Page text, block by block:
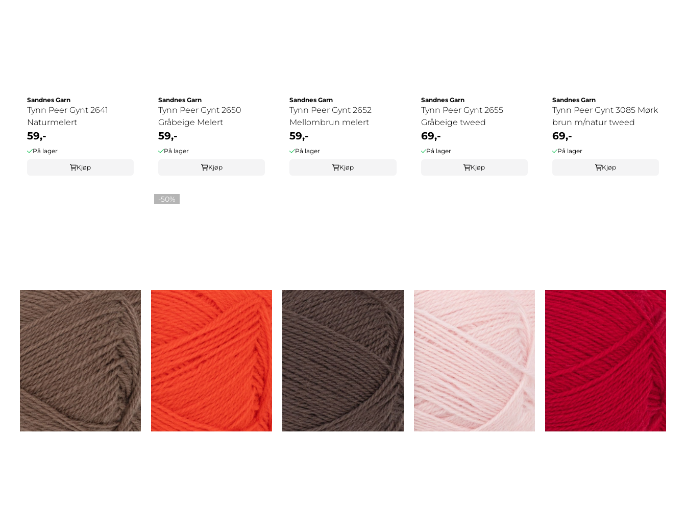
Sandnes Garn
Tynn Peer Gynt 2641
Naturmelert
59,-
På lager
Kjøp
Sandnes Garn
Tynn Peer Gynt 2650
Gråbeige Melert
59,-
På lager
Kjøp
Sandnes Garn
Tynn Peer Gynt 2652
Mellombrun melert
59,-
På lager
Kjøp
Sandnes Garn
Tynn Peer Gynt 2655
Gråbeige tweed
69,-
På lager
Kjøp
Sandnes Garn
Tynn Peer Gynt 3085 Mørk
brun m/natur tweed
69,-
På lager
Kjøp
-50%